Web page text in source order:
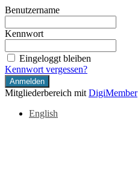
Benutzername
Kennwort
Eingeloggt bleiben
Kennwort vergessen?
Mitgliederbereich mit DigiMember
English